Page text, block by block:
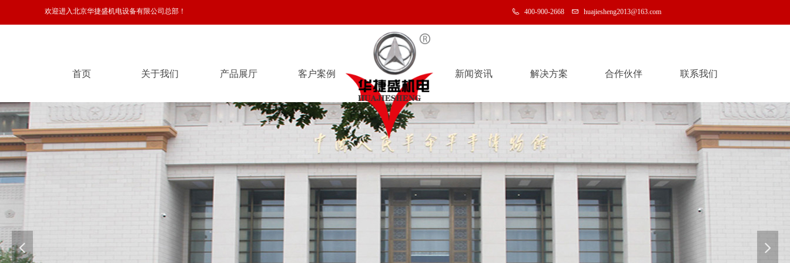
欢迎进入北京华捷盛机电设备有限公司总部！ 400-900-2668 huajiesheng2013@163.com
넳 넲
新闻资讯
新闻资讯
解决方案
解决方案
合作伙伴
合作伙伴
联系我们
联系我们
首页
首页
关于我们
关于我们
产品展厅
产品展厅
客户案例
客户案例